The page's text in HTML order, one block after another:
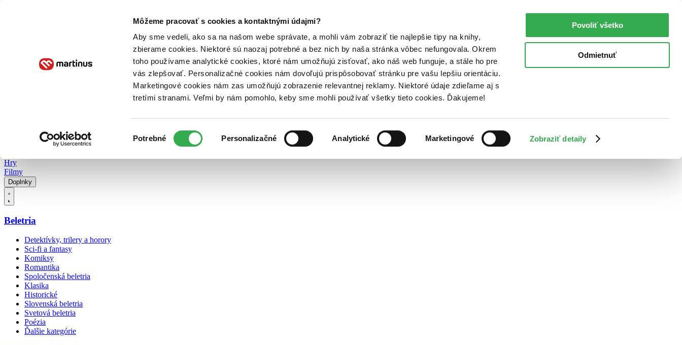
Môžeme pracovať s cookies a kontaktnými údajmi?
Aby sme vedeli, ako sa na našom webe správate, a mohli vám zobraziť tie najlepšie tipy na knihy,
zbierame cookies. Niektoré sú naozaj potrebné a bez nich by naša stránka vôbec nefungovala. Okrem
toho používame analytické cookies, ktoré nám umožňujú zisťovať, ako náš web funguje, a stále ho pre
vás zlepšovať. Personalizačné cookies nám dovoľujú prispôsobovať stránku pre vašu lepšiu orientáciu.
Marketingové cookies nám zas umožňujú zobrazenie relevantnej reklamy. Niektoré údaje zdieľame aj s
tretími stranami. Veľmi by nám pomohlo, keby sme mohli používať všetky tieto cookies. Ďakujeme!
súhlasu
Potrebné Personalizačné Analytické Marketingové Zobraziť detaily
Povoliť všetko
Odmietnuť
Poukážky Kontakt
Hry
Filmy
Doplnky
Beletria
Detektívky, trilery a horory
Sci-fi a fantasy
Komiksy
Romantika
Spoločenská beletria
Klasika
Historické
Slovenská beletria
Svetová beletria
Poézia
Ďalšie kategórie